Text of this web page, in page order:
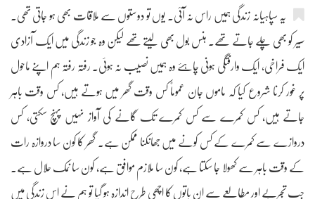
یہ سپاہیانہ زندگی ہمیں راس نہ آئی۔ یوں تو دوستوں سے ملاقات بھی ہو جاتی تھی۔
سیر کو بھی چلے جاتے تھے۔ ہنس بول بھی لیتے تھے لیکن وہ جو زندگی میں ایک آزادی
ایک فراخی، ایک وارفتگی ہونی چاہئے وہ ہمیں نصیب نہ ہوئی۔ رفتہ رفتہ ہم اپنے ماحول
پر غور کرنا شروع کیا کہ ماموں جان عموماً کس وقت گھر میں ہوتے ہیں، کس وقت باہر
جاتے ہیں، کس کمرے سے کس کمرے تک گانے کی آواز نہیں پہنچ سکتی، کس
دروازے سے کمرے کے کس کونے میں جھانکنا ممکن ہے۔ گھر کا کون سا دروازہ رات
کے وقت باہر سے کھولا جا سکتا ہے، کون سا ملازم موافق ہے، کون سا نمک حلال ہے۔
جب تجربے اور مطالعے سے ان باتوں کا اچھی طرح اندازہ ہو گیا تو ہم نے اس زندگی میں